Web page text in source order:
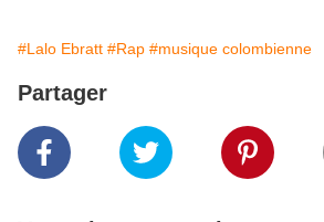
#Lalo Ebratt #Rap #musique colombienne
Partager